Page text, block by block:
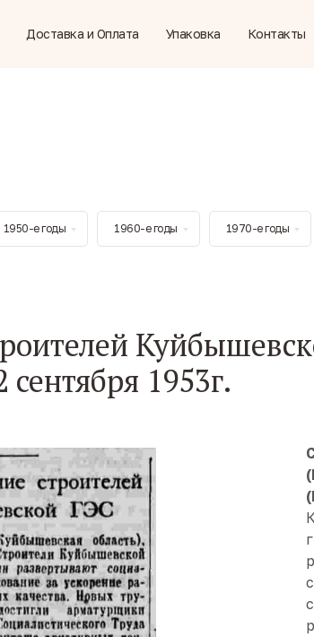
Доставка и Оплата Упаковка Контакты
1950-е годы 1960-е годы 1970-е годы
1953г.